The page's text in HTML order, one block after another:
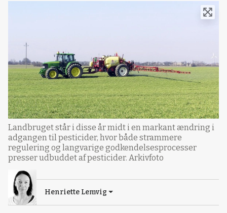
Landbruget står i disse år midt i en markant ændring i
adgangen til pesticider, hvor både strammere
regulering og langvarige godkendelsesprocesser
presser udbuddet af pesticider. Arkivfoto
Henriette Lemvig